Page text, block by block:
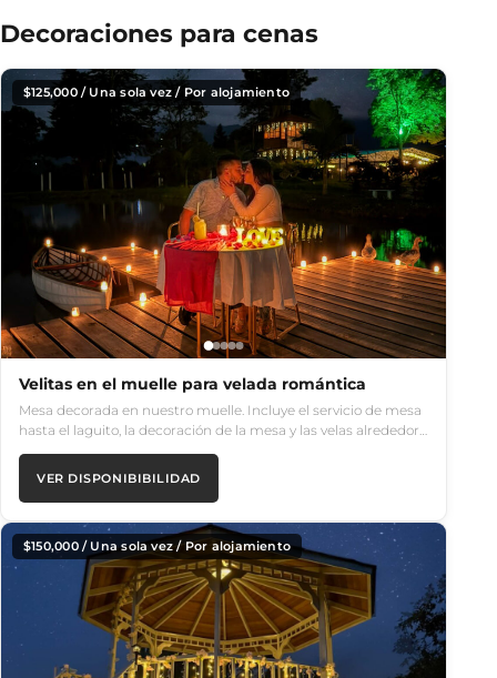
Decoraciones para cenas
$125,000/ Una sola vez / Por alojamiento
Velitas en el muelle para velada romántica
Mesa decorada en nuestro muelle. Incluye el servicio de mesa
hasta el laguito, la decoración de la mesa y las velas alrededor…
VER DISPONIBIBILIDAD
$150,000/ Una sola vez / Por alojamiento